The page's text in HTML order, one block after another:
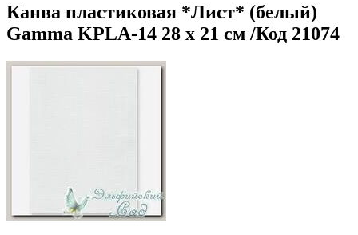
Канва пластиковая *Лист* (белый)
Gamma KPLA-14 28 х 21 см /Код 21074